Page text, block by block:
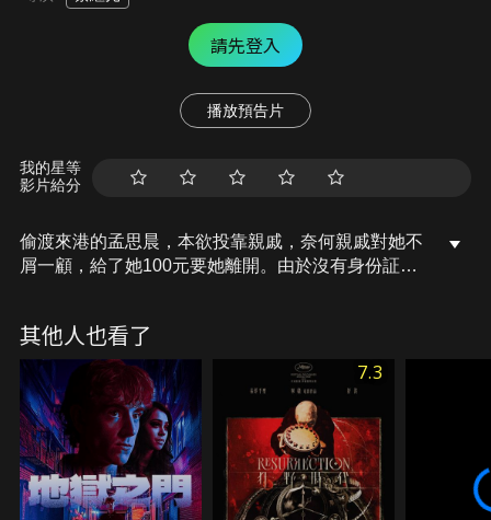
請先登入
播放預告片
我的星等
影片給分
偷渡來港的孟思晨，本欲投靠親戚，奈何親戚對她不
屑一顧，給了她100元要她離開。由於沒有身份証不
上床來維持生活。江遠山是一個由泰國回流香港的華
僑，自幼學習泰拳和洪拳，在香港終日賭博及打散
工。一次出術之後，被人追打，他逃跑時躲在思晨的
浴室中逃過大難。後來思晨上街回來，遇到警察查身
份証，江遠山騙警察思晨是他的妻子而助她逃過被送
返的厄運。二人之後在馬路邊談及來香港的願望。
其他人也看了
7.3